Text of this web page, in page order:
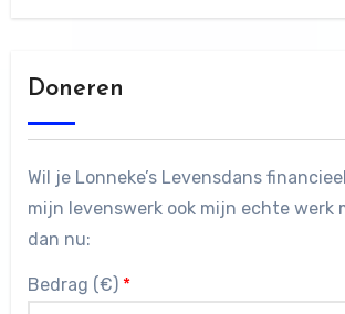
Doneren
Wil je Lonneke’s Levensdans
mijn levenswerk ook mijn echte werk
dan nu:
Bedrag (€) *